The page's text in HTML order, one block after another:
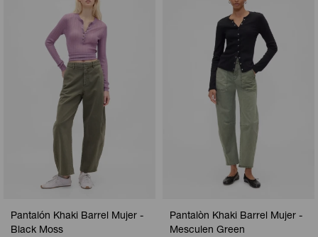
Pantalón Khaki Barrel Mujer -
Black Moss
Pantalòn Khaki Barrel Mujer -
Mesculen Green
Camperas
Musculosas
Shorts
Vestidos y polleras
Pijamas
Camperas
Chalecos
Shorts
Polos
Camperas
Chalecos
Ropa interior
Camperas
Pijamas